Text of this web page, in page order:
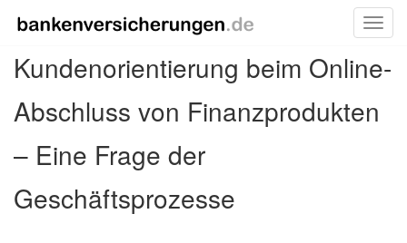
Kundenorientierung beim Online-
Abschluss von Finanzprodukten
– Eine Frage der
Geschäftsprozesse